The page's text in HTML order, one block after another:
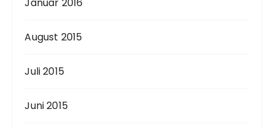
August 2015
Juli 2015
Juni 2015